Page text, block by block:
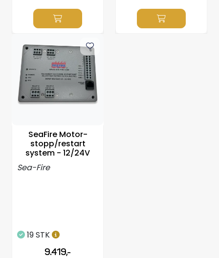
SeaFire Motor-
stopp/restart
system - 12/24V
Sea-Fire
19 STK
9.419,-